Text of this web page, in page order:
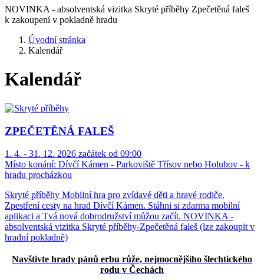
NOVINKA - absolventská vizitka Skryté příběhy Zpečetěná faleš
k zakoupení v pokladně hradu
Úvodní stránka
Kalendář
Kalendář
ZPEČETĚNÁ FALEŠ
1. 4. - 31. 12. 2026 začátek od 09:00
Místo konání: Dívčí Kámen - Parkoviště Třísov nebo Holubov - k
hradu procházkou
Skryté příběhy Mobilní hra pro zvídavé děti a hravé rodiče.
Zpestření cesty na hrad Dívčí Kámen. Stáhni si zdarma mobilní
aplikaci a Tvá nová dobrodružství můžou začít. NOVINKA -
absolventská vizitka Skryté příběhy-Zpečetěná faleš (lze zakoupit v
hradní pokladně)
Navštivte hrady pánů erbu růže, nejmocnějšího šlechtického
rodu v Čechách